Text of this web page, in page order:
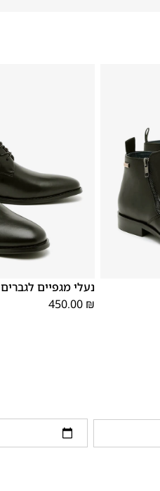
נעלי מגפיים לגברים SY01 שחור
450.00 ₪